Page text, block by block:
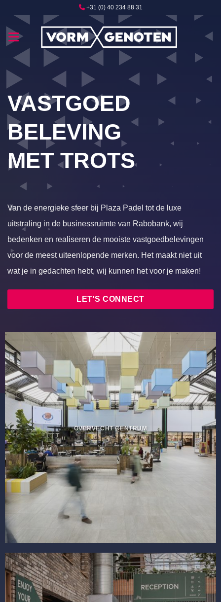
inhoud
+31 (0) 40 234 88 31
VASTGOED
BELEVING
MET TROTS
Van de energieke sfeer bij Plaza Padel tot de luxe
uitstraling in de businessruimte van Rabobank, wij
bedenken en realiseren de mooiste vastgoedbelevingen
voor de meest uiteenlopende merken. Het maakt niet uit
wat je in gedachten hebt, wij kunnen het voor je maken!
LET'S CONNECT
OVERVECHT CENTRUM